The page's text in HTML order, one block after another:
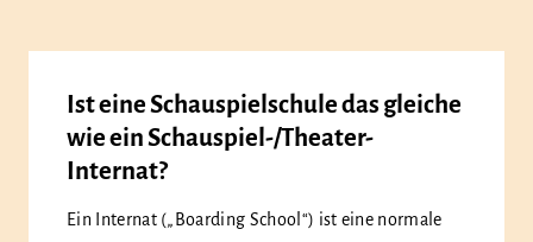
Ist eine Schauspielschule das gleiche
wie ein Schauspiel-/Theater-
Internat?
Ein Internat („Boarding School“) ist eine normale